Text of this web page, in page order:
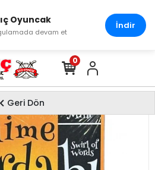
0
Geri Dön
Oyuncak
devam et
İndir